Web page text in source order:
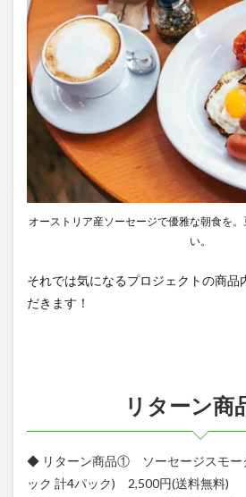
オーストリア産ソーセージで優雅な朝食を
い。
それでは気になるプロジェクトの商品
だきます！
リターン
◆ リターン商品① ソーセージスモー
ック 計4パック) 2,500円(送料無料)